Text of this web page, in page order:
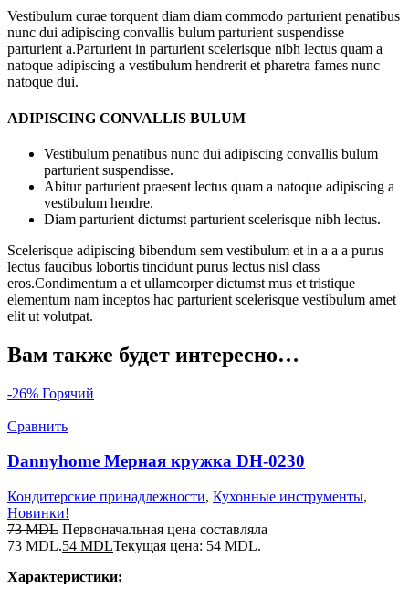
Vestibulum curae torquent diam diam commodo parturient penatibus
nunc dui adipiscing convallis bulum parturient suspendisse
parturient a.Parturient in parturient scelerisque nibh lectus quam a
natoque adipiscing a vestibulum hendrerit et pharetra fames nunc
natoque dui.
ADIPISCING CONVALLIS BULUM
Vestibulum penatibus nunc dui adipiscing convallis bulum
parturient suspendisse.
Abitur parturient praesent lectus quam a natoque adipiscing a
vestibulum hendre.
Diam parturient dictumst parturient scelerisque nibh lectus.
Scelerisque adipiscing bibendum sem vestibulum et in a a a purus
lectus faucibus lobortis tincidunt purus lectus nisl class
eros.Condimentum a et ullamcorper dictumst mus et tristique
elementum nam inceptos hac parturient scelerisque vestibulum amet
elit ut volutpat.
Вам также будет интересно…
-26% Горячий
Сравнить
Dannyhome Мерная кружка DH-0230
Кондитерские принадлежности, Кухонные инструменты,
Новинки!
73MDL Первоначальная цена составляла
73 MDL.54 MDLТекущая цена: 54 MDL.
Характеристики: